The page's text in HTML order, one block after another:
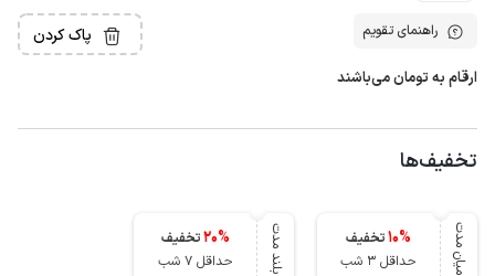
راهنمای تقویم پاک کردن
ارقام به تومان می‌باشند
تخفیف‌ها
میان مدت 10%
تخفیف
حداقل 3 شب
بلند مدت 20%
تخفیف
حداقل 7 شب